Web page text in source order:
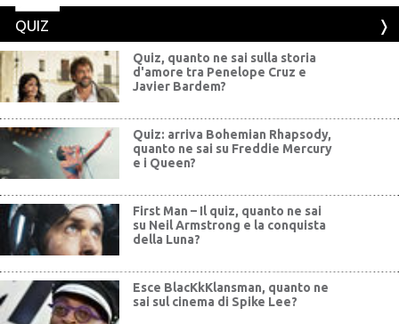
QUIZ
Quiz, quanto ne sai sulla storia
d'amore tra Penelope Cruz e
Javier Bardem?
Quiz: arriva Bohemian Rhapsody,
quanto ne sai su Freddie Mercury
e i Queen?
First Man – Il quiz, quanto ne sai
su Neil Armstrong e la conquista
della Luna?
Esce BlacKkKlansman, quanto ne
sai sul cinema di Spike Lee?